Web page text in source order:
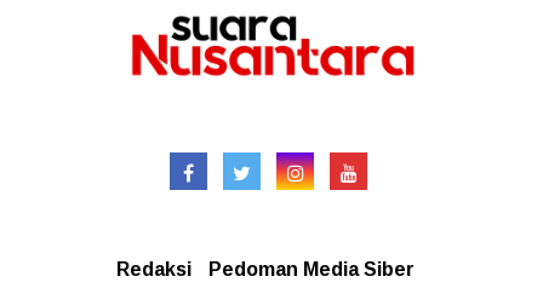
Redaksi
Pedoman Media Siber